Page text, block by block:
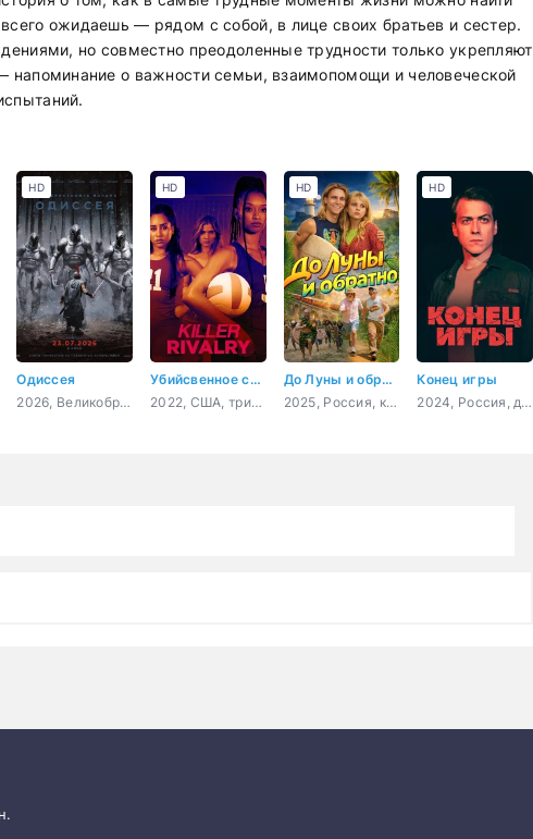
ожидаешь — рядом с собой, в лице своих братьев и сестер.
но совместно преодоленные трудности только укрепляют
напоминание о важности семьи, взаимопомощи и человеческой
Одиссея
2026, Великобритания, США, фэнтези, боевик, приключения
HD
Убийсвенное соперничество
2022, США, триллер, детектив
HD
До Луны и обратно
2025, Россия, комедия, семейный
HD
Конец игры
2024, Россия, детектив, мелодрама
HD